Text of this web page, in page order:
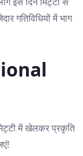
गतिविधियों में भाग
में खेलकर प्रकृति